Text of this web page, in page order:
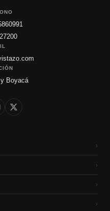
Boyacá
›
›
›
›